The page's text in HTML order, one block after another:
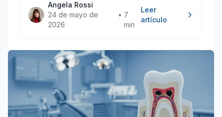
Angela Rossi
24 de mayo de
2026
• 7
min
Leer
artículo